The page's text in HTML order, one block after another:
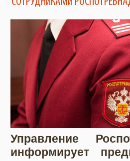
Управление
информирует